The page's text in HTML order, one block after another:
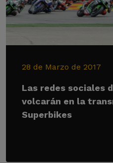
28 de Marzo de 2017
Las redes sociales
volcarán en la
Superbikes